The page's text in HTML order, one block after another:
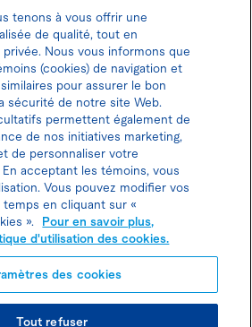
avis pour gagner 100$
des cookies
des
personnels
tenons à vous offrir une
de qualité, tout en
Nous vous informons que
(cookies) de navigation et
pour assurer le bon
sécurité de notre site Web.
permettent également de
de nos initiatives marketing,
de personnaliser votre
acceptant les témoins, vous
Vous pouvez modifier vos
en cliquant sur «
».
Pour en savoir plus,
d'utilisation des cookies.
des cookies
Tout refuser